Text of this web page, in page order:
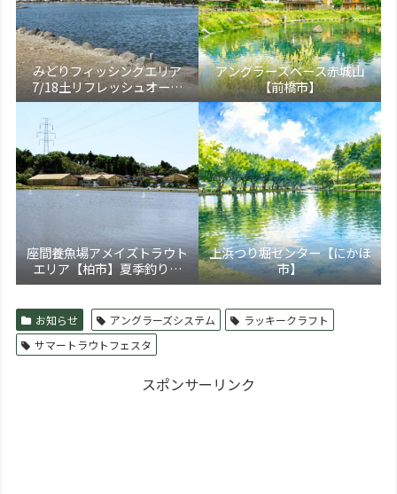
みどりフィッシングエリア
7/18土リフレッシュオープ
ン！【大田原市】
アングラーズベース赤城山
【前橋市】
座間養魚場アメイズトラウト
エリア【柏市】夏季釣り場
5/17より新装オープン！トラ
上浜つり堀センター【にかほ
市】
お知らせ アングラーズシステム
ラッキークラフト
サマートラウトフェスタ
スポンサーリンク